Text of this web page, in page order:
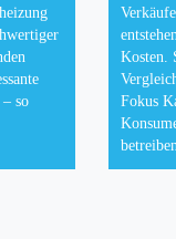
so
Kosten.
Fokus